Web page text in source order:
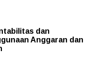
dan
Anggaran dan